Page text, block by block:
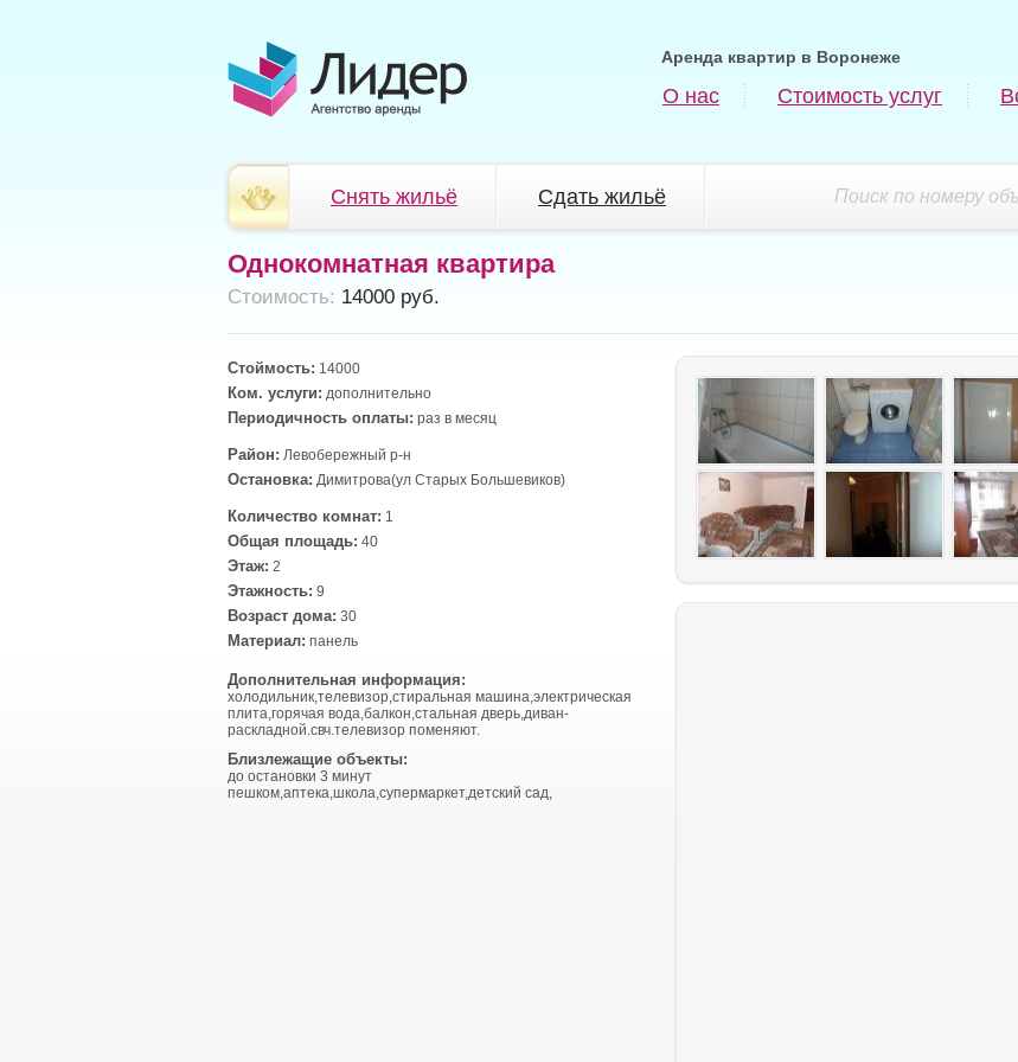
Аренда квартир в Воронеже
О нас Стоимость услуг
Поиск по номеру
Снять жильё Сдать жильё
Однокомнатная квартира
Cтоимость: 14000 руб.
Стоймость: 14000
Ком. услуги: дополнительно
Периодичность оплаты: раз в месяц
Район: Левобережный р-н
Остановка: Димитрова(ул Старых Большевиков)
Количество комнат: 1
Общая площадь: 40
Этаж: 2
Этажность: 9
Возраст дома: 30
Материал: панель
Дополнительная информация:
холодильник,телевизор,стиральная машина,электрическая
плита,горячая вода,балкон,стальная дверь,диван-
раскладной.свч.телевизор поменяют.
Близлежащие объекты:
до остановки 3 минут
пешком,аптека,школа,супермаркет,детский сад,